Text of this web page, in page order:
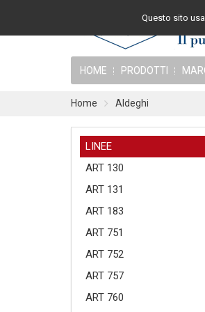
HOME PRODOTTI
Home Aldeghi
LINEE
ART 130
ART 131
ART 183
ART 751
ART 752
ART 757
ART 760
Questo sito